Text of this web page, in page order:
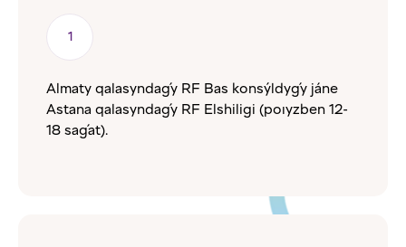
Almaty qalasyndaǵy RF Bas konsýldyǵy jáne
Astana qalasyndaǵy RF Elshiligi (poıyzben 12-
18 saǵat).